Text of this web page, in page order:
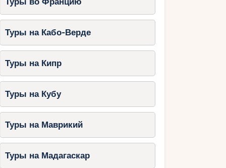
Туры на Кабо-Верде
Туры на Кипр
Туры на Кубу
Туры на Маврикий
Туры на Мадагаскар